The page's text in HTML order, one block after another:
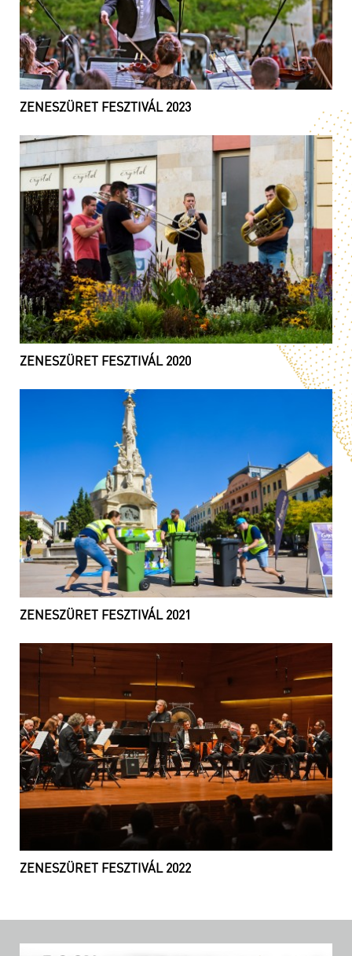
ZENESZÜRET FESZTIVÁL 2023
ZENESZÜRET FESZTIVÁL 2020
ZENESZÜRET FESZTIVÁL 2021
ZENESZÜRET FESZTIVÁL 2022